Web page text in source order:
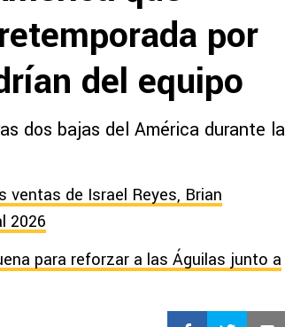
por
del equipo
dos bajas del América durante la
ventas de Israel Reyes, Brian
2026
para reforzar a las Águilas junto a